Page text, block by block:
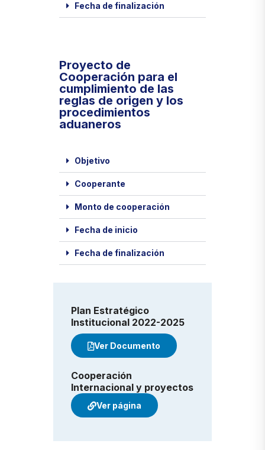
Fecha de finalización
Proyecto de
Cooperación para el
cumplimiento de las
reglas de origen y los
procedimientos
aduaneros
Objetivo
Cooperante
Monto de cooperación
Fecha de inicio
Fecha de finalización
Plan Estratégico
Institucional 2022-2025
Ver Documento
Cooperación
Internacional y proyectos
Ver página